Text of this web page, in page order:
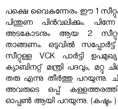
പക്ഷെ വൈകുന്നേരം ഈ 1 സീറ്റും,
പിന്തുണ പിൻവലിക്കും.
അടകോടനും ആയ 2 സീറ്റുള്ള
താങ്ങണം. ഒടുവിൽ
സീറ്റുള്ള VCK പാർട്ടി
ക്യാബിനറ്റ് മന്ത്രി പദവും, മറ്റു
തരു എന്നു തീർത്തു പറയുന്നു.
അവരുടെ ഒപ്പ്
ഓപ്പൺ ആയി പറയുന്നു. (കഷ്ടം )